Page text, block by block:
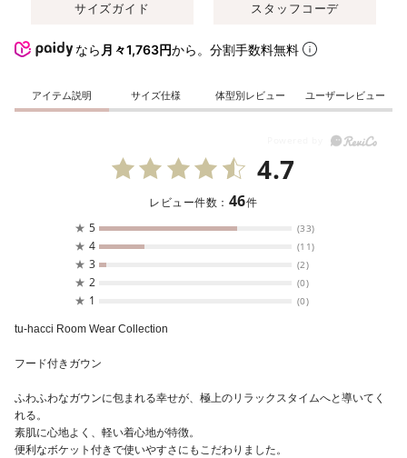
サイズガイド スタッフコーデ
なら 月々1,763円から。分割手数料無料
アイテム説明 サイズ仕様 体型別レビュー ユーザーレビュー
4.7
レビュー件数： 46件
★ 5 (33)
★ 4 (11)
★ 3 (2)
★ 2 (0)
★ 1 (0)
tu-hacci Room Wear Collection
フード付きガウン
ふわふわなガウンに包まれる幸せが、極上のリラックスタイムへと導いてく
れる。
素肌に心地よく、軽い着心地が特徴。
便利なボケット付きで使いやすさにもこだわりました。